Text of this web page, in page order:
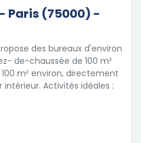
Paris (75000) -
des bureaux d'environ
de-chaussée de 100 m²
m² environ, directement
Activités idéales :